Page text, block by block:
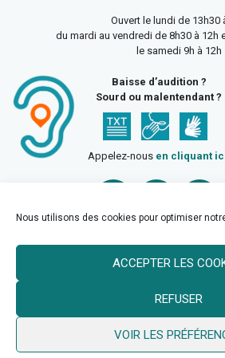
Nous utilisons des cookies pour optimiser
ACCEPTER LES
REFUSER
VOIR LES
Ouvert le lundi de 13h30
du mardi au vendredi de 8h30 à 12h
le samedi 9h à 12h
Baisse d’audition ?
Sourd ou malentendant ?
Appelez-nous en cliquant
© 2026 Ville de Billy Berclau —neoweb.fr